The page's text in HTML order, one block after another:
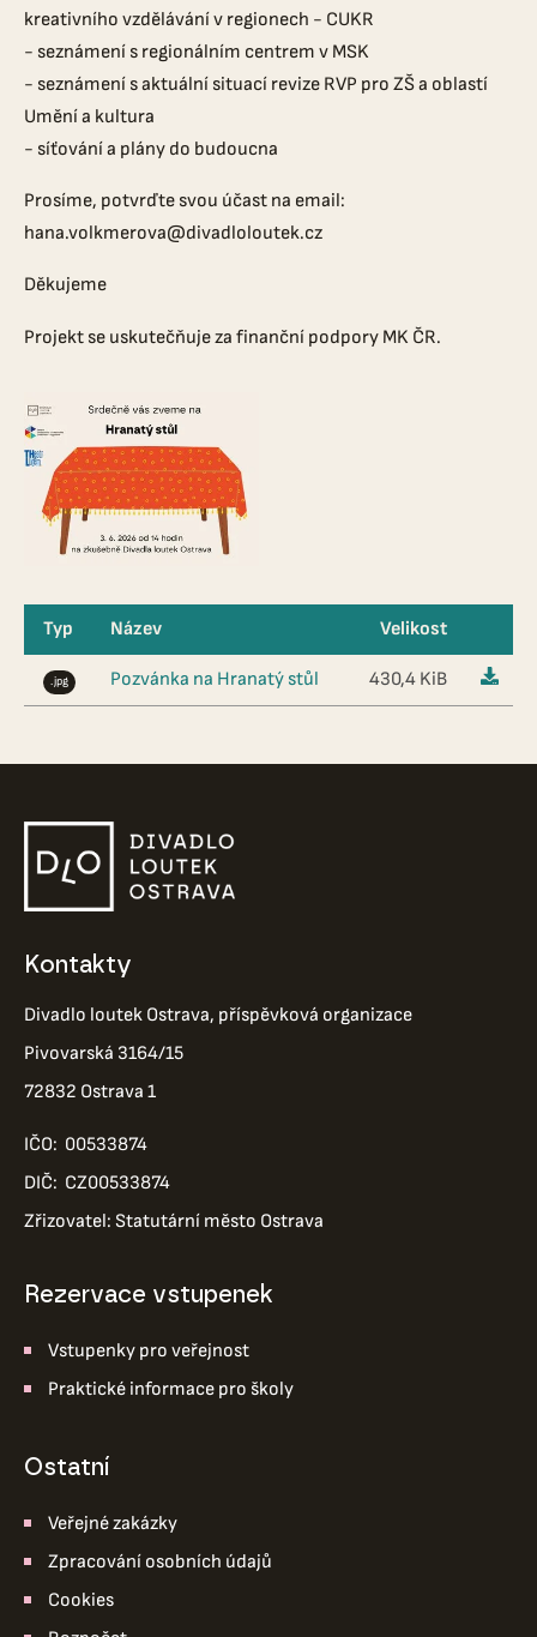
kreativního vzdělávání v regionech - CUKR
- seznámení s regionálním centrem v MSK
- seznámení s aktuální situací revize RVP pro ZŠ a oblastí
Umění a kultura
- síťování a plány do budoucna
Prosíme, potvrďte svou účast na email:
hana.volkmerova@divadloloutek.cz
Děkujeme
Projekt se uskutečňuje za finanční podpory MK ČR.
Typ Název Velikost
.jpg Pozvánka na Hranatý stůl 430,4 KiB
Kontakty
Divadlo loutek Ostrava, příspěvková organizace
Pivovarská 3164/15
72832 Ostrava 1
IČO: 00533874
DIČ: CZ00533874
Zřizovatel: Statutární město Ostrava
Rezervace vstupenek
Vstupenky pro veřejnost
Praktické informace pro školy
ostatní
Veřejné zakázky
Zpracování osobních údajů
Cookies